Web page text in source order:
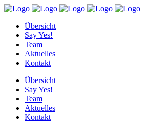
Übersicht
Say Yes!
Team
Aktuelles
Kontakt
Übersicht
Say Yes!
Team
Aktuelles
Kontakt